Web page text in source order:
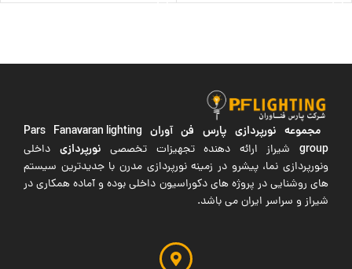
مجموعه نورپردازی پارس فن آوران Pars Fanavaran lighting
groupشیراز ارائه دهنده تجهیزات تخصصی نورپردازی داخلی
ونورپردازی نما، پیشرو در زمینه نورپردازی مدرن با جدیدترین سیستم
های روشنایی در پروژه های دکوراسیون داخلی بوده و آماده همکاری در
شیراز و سراسر ایران می باشد.